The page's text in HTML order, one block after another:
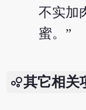
不实加
蜜。”
其它相关